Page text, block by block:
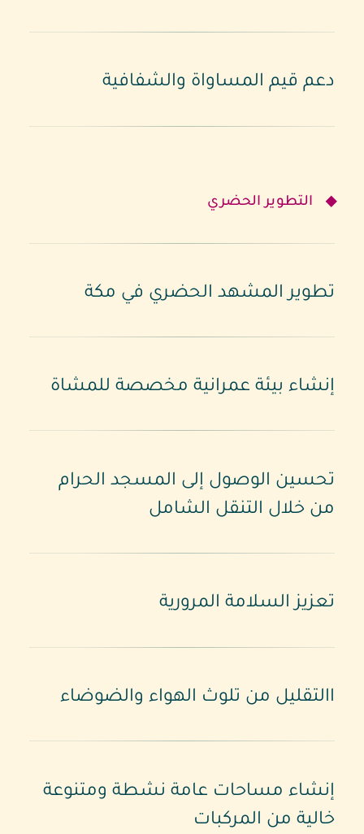
دعم قيم المساواة والشفافية
التطوير الحضري
تطوير المشهد الحضري في مكة
إنشاء بيئة عمرانية مخصصة للمشاة
تحسين الوصول إلى المسجد الحرام
من خلال التنقل الشامل
تعزيز السلامة المرورية
االتقليل من تلوث الهواء والضوضاء
إنشاء مساحات عامة نشطة ومتنوعة
خالية من المركبات